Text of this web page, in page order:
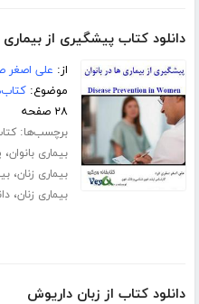
دانلود کتاب پیشگیری از بیماری
از: علی اصغر
موضوع:
۲۸ صفحه
برچسب‌ها:
بیماری بانوان،
بیماری زنان،
بیماری زنان،
دانلود کتاب از زبان داریوش